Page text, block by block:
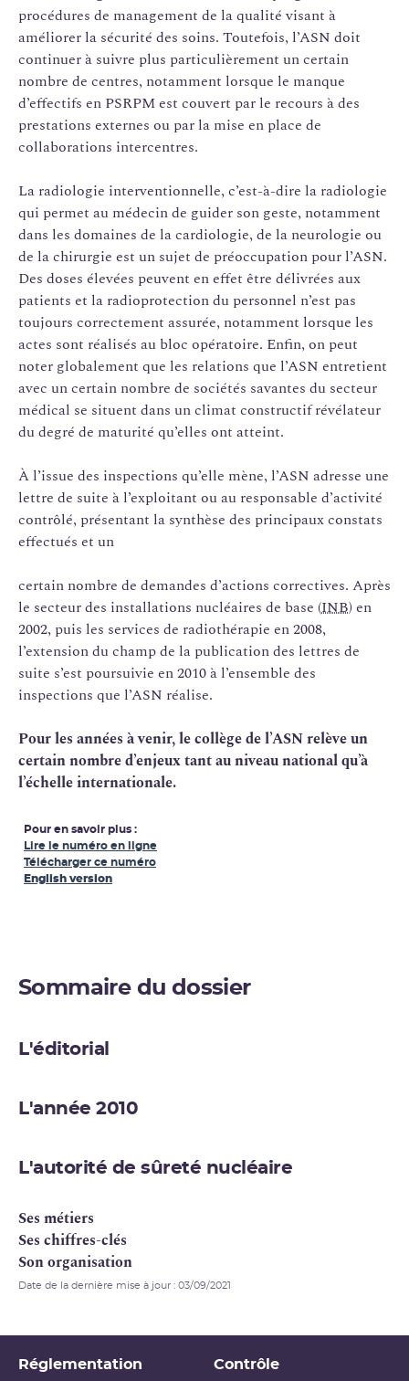
procédures de management de la qualité visant à
améliorer la sécurité des soins. Toutefois, l’ASN doit
continuer à suivre plus particulièrement un certain
nombre de centres, notamment lorsque le manque
d’effectifs en PSRPM est couvert par le recours à des
prestations externes ou par la mise en place de
collaborations intercentres.
La radiologie interven­tionnelle, c’est-à-dire la radiologie
qui permet au médecin de guider son geste, notamment
dans les domaines de la cardiologie, de la neurologie ou
de la chirurgie est un sujet de préoccupation pour l’ASN.
Des doses élevées peuvent en effet être délivrées aux
patients et la radioprotection du personnel n’est pas
toujours correctement assurée, notamment lorsque les
actes sont réalisés au bloc opératoire. Enfin, on peut
noter globalement que les relations que l’ASN entretient
avec un certain nombre de sociétés savantes du secteur
médical se situent dans un climat constructif révélateur
du degré de maturité qu’elles ont atteint.
À l’issue des inspections qu’elle mène, l’ASN adresse une
lettre de suite à l’exploitant ou au responsable d’activité
contrôlé, présentant la synthèse des principaux constats
effectués et un
certain nombre de demandes d’actions correctives. Après
le secteur des installations nucléaires de base (INB) en
2002, puis les services de radiothérapie en 2008,
l’extension du champ de la publication des lettres de
suite s’est poursuivie en 2010 à l’ensemble des
inspections que l’ASN réalise.
Pour les années à venir, le collège de l’ASN relève un
certain nombre d’enjeux tant au niveau national qu’à
l’échelle internationale.
Pour en savoir plus :
Lire le numéro en ligne
Télécharger ce numéro
English version
Sommaire du dossier
L'éditorial
L'année 2010
L'autorité de sûreté nucléaire
Ses métiers
Ses chiffres-clés
Son organisation
Date de la dernière mise à jour : 03/09/2021
Réglementation Contrôle